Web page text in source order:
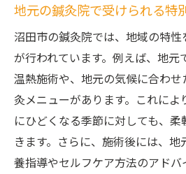
沼田市の鍼灸院で体験する
プローチ
専門的な鍼灸施術の効
花粉症に特化した鍼灸
沼田市での専門家によ
花粉症の悩みを解決す
実績ある鍼灸院で安心
地元の鍼灸院で受けられる特
沼田市の鍼灸院では、地域の特
が行われています。例えば、地元
温熱施術や、地元の気候に合わ
灸メニューがあります。これに
にひどくなる季節に対しても、
きます。さらに、施術後には、
養指導やセルフケア方法のアド